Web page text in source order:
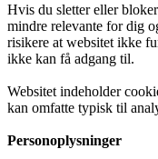
Hvis du sletter eller
mindre relevante for dig
risikere at websitet ikke
ikke kan få adgang til.
Websitet indeholder
kan omfatte typisk til
Personoplysninger